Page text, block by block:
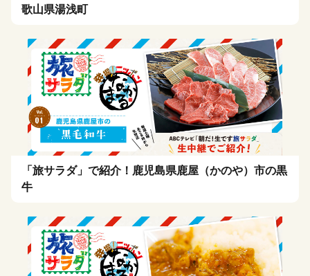
歌山県湯浅町
「旅サラダ」で紹介！鹿児島県鹿屋（かのや）市の黒
牛